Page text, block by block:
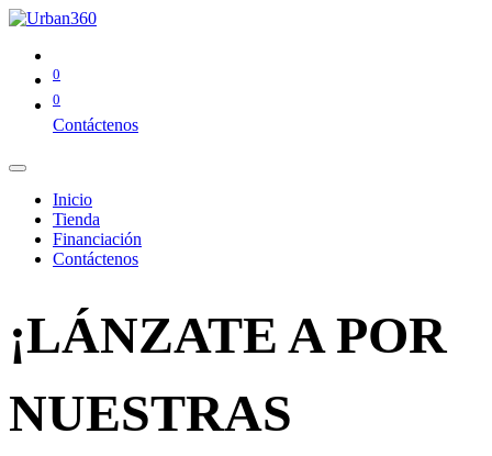
0
0
Contáctenos
Inicio
Tienda
Financiación
Contáctenos
¡LÁNZATE A POR
NUESTRAS